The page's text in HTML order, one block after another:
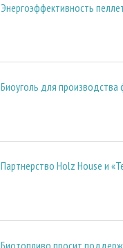
Энергоэффективность
Биоуголь для производства
Партнерство Holz House и
Биотопливо просит